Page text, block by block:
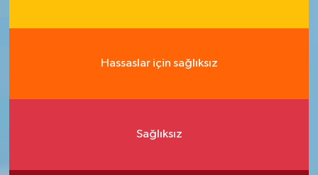
Hassaslar için sağlıksız
Sağlıksız